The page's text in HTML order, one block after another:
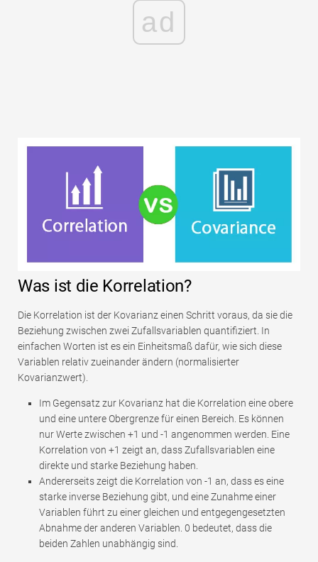
ad
Was ist die Korrelation?
Die Korrelation ist der Kovarianz einen Schritt voraus, da sie die
Beziehung zwischen zwei Zufallsvariablen quantifiziert. In
einfachen Worten ist es ein Einheitsmaß dafür, wie sich diese
Variablen relativ zueinander ändern (normalisierter
Kovarianzwert).
Im Gegensatz zur Kovarianz hat die Korrelation eine obere
und eine untere Obergrenze für einen Bereich. Es können
nur Werte zwischen +1 und -1 angenommen werden. Eine
Korrelation von +1 zeigt an, dass Zufallsvariablen eine
direkte und starke Beziehung haben.
Andererseits zeigt die Korrelation von -1 an, dass es eine
starke inverse Beziehung gibt, und eine Zunahme einer
Variablen führt zu einer gleichen und entgegengesetzten
Abnahme der anderen Variablen. 0 bedeutet, dass die
beiden Zahlen unabhängig sind.